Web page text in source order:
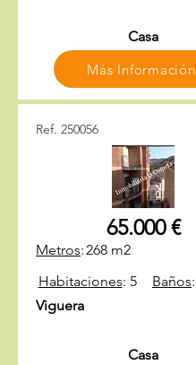
Casa
Más Información
Ref. 250056
65.000 €
Metros:268 m2
Habitaciones: 5 Baños:
Viguera
Casa